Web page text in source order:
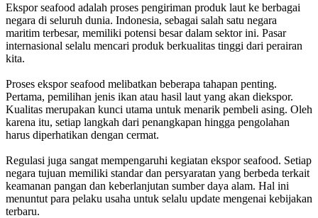
Ekspor seafood adalah proses pengiriman produk laut ke berbagai
negara di seluruh dunia. Indonesia, sebagai salah satu negara
maritim terbesar, memiliki potensi besar dalam sektor ini. Pasar
internasional selalu mencari produk berkualitas tinggi dari perairan
kita.
Proses ekspor seafood melibatkan beberapa tahapan penting.
Pertama, pemilihan jenis ikan atau hasil laut yang akan diekspor.
Kualitas merupakan kunci utama untuk menarik pembeli asing. Oleh
karena itu, setiap langkah dari penangkapan hingga pengolahan
harus diperhatikan dengan cermat.
Regulasi juga sangat mempengaruhi kegiatan ekspor seafood. Setiap
negara tujuan memiliki standar dan persyaratan yang berbeda terkait
keamanan pangan dan keberlanjutan sumber daya alam. Hal ini
menuntut para pelaku usaha untuk selalu update mengenai kebijakan
terbaru.